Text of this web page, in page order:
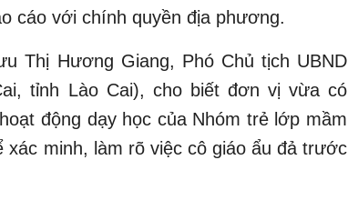
cáo với chính quyền địa phương.
Thị Hương Giang, Phó Chủ tịch UBND
tỉnh Lào Cai), cho biết đơn vị vừa có
động dạy học của Nhóm trẻ lớp mầm
xác minh, làm rõ việc cô giáo ẩu đả trước